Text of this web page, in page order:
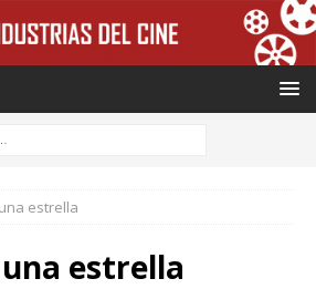
estrella
estrella